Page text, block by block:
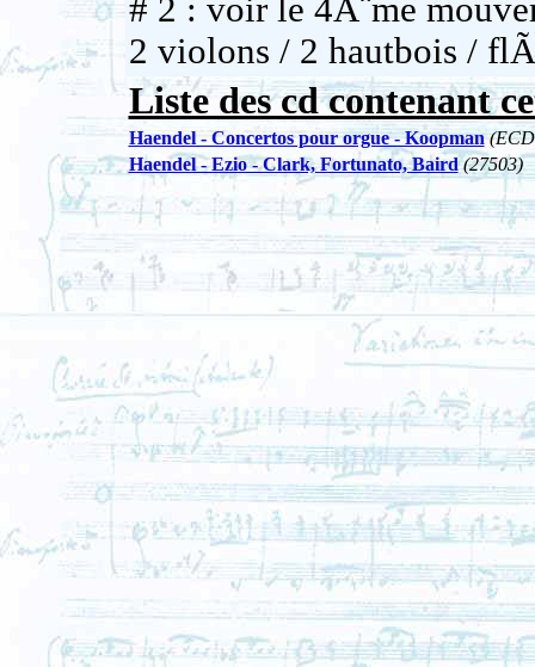
# 2 : voir le 4Ã¨me
2 violons / 2 hautbois /
Liste des cd contenant
Haendel - Concertos pour orgue - Koopman
Haendel - Ezio - Clark, Fortunato, Baird (27503)